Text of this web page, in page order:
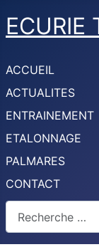
ECURIE
ACCUEIL
ACTUALITES
ENTRAINEMENT
ETALONNAGE
PALMARES
CONTACT